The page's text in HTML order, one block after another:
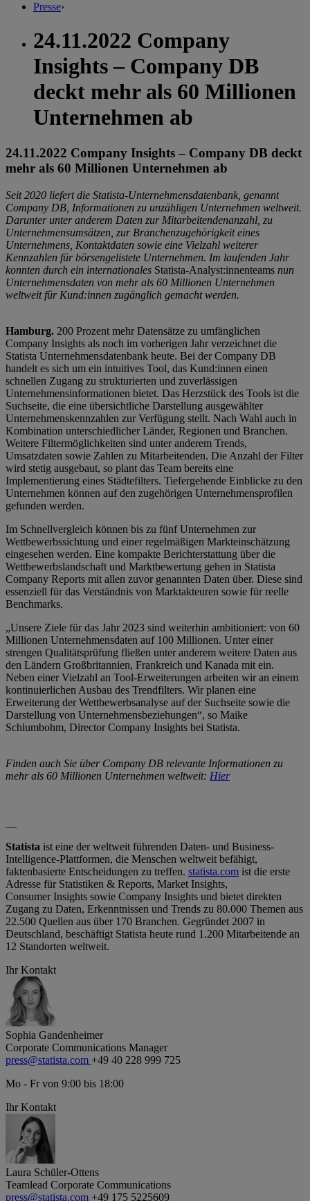
Presse›
24.11.2022 Company
Insights – Company DB
deckt mehr als 60 Millionen
Unternehmen ab
24.11.2022 Company Insights – Company DB deckt
mehr als 60 Millionen Unternehmen ab
Seit 2020 liefert die Statista-Unternehmensdatenbank, genannt
Company DB, Informationen zu unzähligen Unternehmen weltweit.
Darunter unter anderem Daten zur Mitarbeitendenanzahl, zu
Unternehmensumsätzen, zur Branchenzugehörigkeit eines
Unternehmens, Kontaktdaten sowie eine Vielzahl weiterer
Kennzahlen für börsengelistete Unternehmen. Im laufenden Jahr
konnten durch ein internationales Statista-Analyst:innenteams nun
Unternehmensdaten von mehr als 60 Millionen Unternehmen
weltweit für Kund:innen zugänglich gemacht werden.
Hamburg. 200 Prozent mehr Datensätze zu umfänglichen
Company Insights als noch im vorherigen Jahr verzeichnet die
Statista Unternehmensdatenbank heute. Bei der Company DB
handelt es sich um ein intuitives Tool, das Kund:innen einen
schnellen Zugang zu strukturierten und zuverlässigen
Unternehmensinformationen bietet. Das Herzstück des Tools ist die
Suchseite, die eine übersichtliche Darstellung ausgewählter
Unternehmenskennzahlen zur Verfügung stellt. Nach Wahl auch in
Kombination unterschiedlicher Länder, Regionen und Branchen.
Weitere Filtermöglichkeiten sind unter anderem Trends,
Umsatzdaten sowie Zahlen zu Mitarbeitenden. Die Anzahl der Filter
wird stetig ausgebaut, so plant das Team bereits eine
Implementierung eines Städtefilters. Tiefergehende Einblicke zu den
Unternehmen können auf den zugehörigen Unternehmensprofilen
gefunden werden.
Im Schnellvergleich können bis zu fünf Unternehmen zur
Wettbewerbssichtung und einer regelmäßigen Markteinschätzung
eingesehen werden. Eine kompakte Berichterstattung über die
Wettbewerbslandschaft und Marktbewertung gehen in Statista
Company Reports mit allen zuvor genannten Daten über. Diese sind
essenziell für das Verständnis von Marktakteuren sowie für reelle
Benchmarks.
„Unsere Ziele für das Jahr 2023 sind weiterhin ambitioniert: von 60
Millionen Unternehmensdaten auf 100 Millionen. Unter einer
strengen Qualitätsprüfung fließen unter anderem weitere Daten aus
den Ländern Großbritannien, Frankreich und Kanada mit ein.
Neben einer Vielzahl an Tool-Erweiterungen arbeiten wir an einem
kontinuierlichen Ausbau des Trendfilters. Wir planen eine
Erweiterung der Wettbewerbsanalyse auf der Suchseite sowie die
Darstellung von Unternehmensbeziehungen“, so Maike
Schlumbohm, Director Company Insights bei Statista.
Finden auch Sie über Company DB relevante Informationen zu
mehr als 60 Millionen Unternehmen weltweit: Hier
Statista ist eine der weltweit führenden Daten- und Business-
Intelligence-Plattformen, die Menschen weltweit befähigt,
faktenbasierte Entscheidungen zu treffen. statista.com ist die erste
Adresse für Statistiken & Reports, Market Insights,
ConsumerInsights sowie Company Insights und bietet direkten
Zugang zu Daten, Erkenntnissen und Trends zu 80.000 Themen aus
22.500 Quellen aus über 170 Branchen. Gegründet 2007 in
Deutschland, beschäftigt Statista heute rund 1.200 Mitarbeitende an
12 Standorten weltweit.
Ihr Kontakt
Sophia Gandenheimer
Corporate Communications Manager
press@statista.com +49 40 228 999 725
Mo - Fr von 9:00 bis 18:00
Ihr Kontakt
Laura Schüler-Ottens
Teamlead Corporate Communications
press@statista.com +49 175 5225609